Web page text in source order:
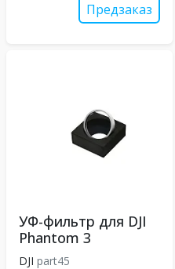
Предзаказ
УФ-фильтр для DJI
Phantom 3
DJI part45